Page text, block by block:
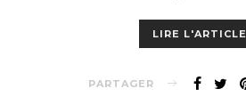
LIRE L'ARTICLE
PARTAGER